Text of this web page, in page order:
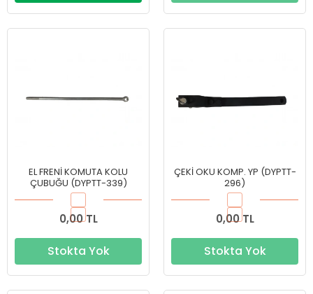
EL FRENİ KOMUTA KOLU
ÇUBUĞU (DYPTT-339)
0,00 TL
Stokta Yok
ÇEKİ OKU KOMP. YP (DYPTT-
296)
0,00 TL
Stokta Yok